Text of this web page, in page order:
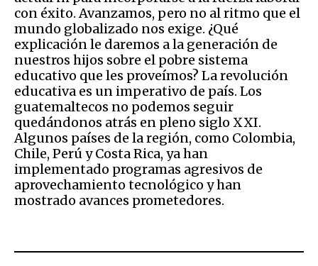
con éxito. Avanzamos, pero no al ritmo que el
mundo globalizado nos exige. ¿Qué
explicación le daremos a la generación de
nuestros hijos sobre el pobre sistema
educativo que les proveímos? La revolución
educativa es un imperativo de país. Los
guatemaltecos no podemos seguir
quedándonos atrás en pleno siglo XXI.
Algunos países de la región, como Colombia,
Chile, Perú y Costa Rica, ya han
implementado programas agresivos de
aprovechamiento tecnológico y han
mostrado avances prometedores.